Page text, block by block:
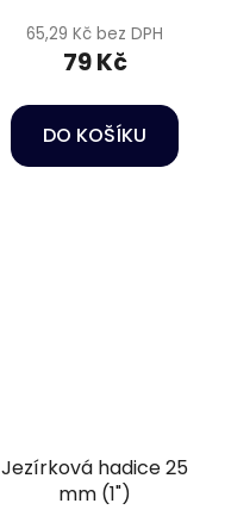
65,29 Kč bez DPH
79 Kč
DO KOŠÍKU
Jezírková hadice 25
mm (1")